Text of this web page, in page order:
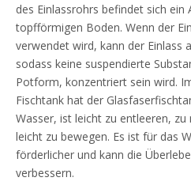
des Einlassrohrs befindet sich ein
topfförmigen Boden. Wenn der
verwendet wird, kann der Einlass
sodass keine suspendierte
Potform, konzentriert sein wird.
Fischtank hat der
Wasser, ist leicht zu entleeren,
leicht zu bewegen. Es ist für das
förderlicher und kann die
verbessern.